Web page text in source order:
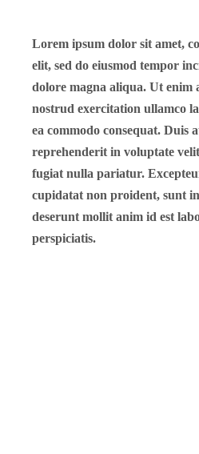
Lorem ipsum dolor sit amet,
elit, sed do eiusmod tempor
dolore magna aliqua. Ut enim
nostrud exercitation ullamco
ea commodo consequat. Duis
reprehenderit in voluptate
fugiat nulla pariatur.
cupidatat non proident, sunt
deserunt mollit anim id est
perspiciatis.